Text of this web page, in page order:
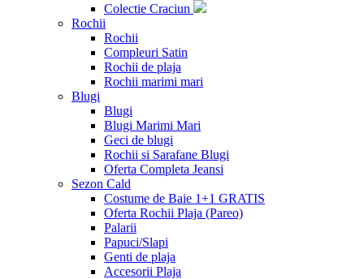
Colectie Craciun
Rochii
Rochii
Compleuri Satin
Rochii de plaja
Rochii marimi mari
Blugi
Blugi
Blugi Marimi Mari
Geci de blugi
Rochii si Sarafane Blugi
Oferta Completa Jeansi
Sezon Cald
Costume de Baie 1+1 GRATIS
Oferta Rochii Plaja (Pareo)
Palarii
Papuci/Slapi
Genti de plaja
Accesorii Plaja